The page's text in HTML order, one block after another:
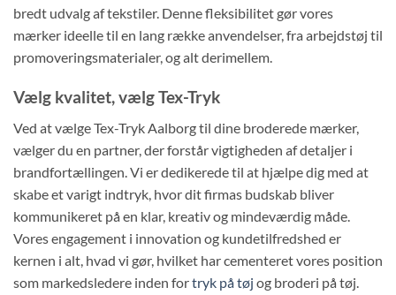
bredt udvalg af tekstiler. Denne fleksibilitet gør vores
mærker ideelle til en lang række anvendelser, fra arbejdstøj til
promoveringsmaterialer, og alt derimellem.
Vælg kvalitet, vælg Tex-Tryk
Ved at vælge Tex-Tryk Aalborg til dine broderede mærker,
vælger du en partner, der forstår vigtigheden af detaljer i
brandfortællingen. Vi er dedikerede til at hjælpe dig med at
skabe et varigt indtryk, hvor dit firmas budskab bliver
kommunikeret på en klar, kreativ og mindeværdig måde.
Vores engagement i innovation og kundetilfredshed er
kernen i alt, hvad vi gør, hvilket har cementeret vores position
som markedsledere inden fortryk på tøj og broderi på tøj.